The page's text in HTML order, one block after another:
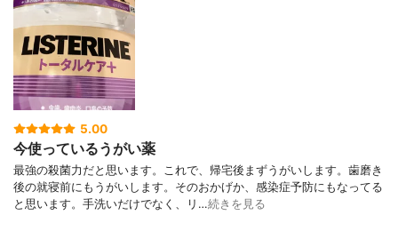
5.00
今使っているうがい薬
最強の殺菌力だと思います。これで、帰宅後まずうがいします。歯磨き
後の就寝前にもうがいします。そのおかげか、感染症予防にもなってる
と思います。手洗いだけでなく、リ…続きを見る